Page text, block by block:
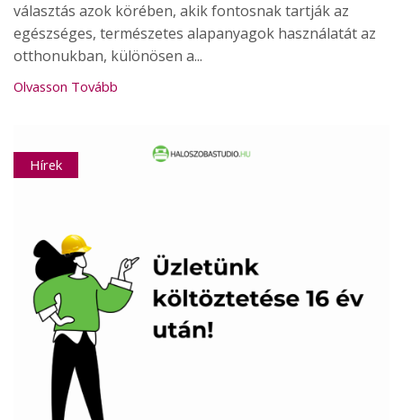
választás azok körében, akik fontosnak tartják az
egészséges, természetes alapanyagok használatát az
otthonukban, különösen a...
Olvasson Tovább
Hírek